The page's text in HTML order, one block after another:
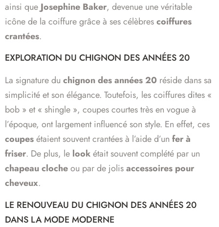
ainsi que Josephine Baker, devenue une véritable
icône de la coiffure grâce à ses célèbrescoiffures
crantées.
EXPLORATION DU CHIGNON DES ANNÉES 20
La signature du chignon des années 20 réside dans sa
simplicité et son élégance. Toutefois, les coiffures dites «
bob » et « shingle », coupes courtes très en vogue à
l’époque, ont largement influencé son style. En effet, ces
coupesétaient souvent crantées à l’aide d’un fer à
friser. De plus, le lookétait souvent complété par un
chapeau clocheou par de jolisaccessoires pour
cheveux.
LE RENOUVEAU DU CHIGNON DES ANNÉES 20
DANS LA MODE MODERNE